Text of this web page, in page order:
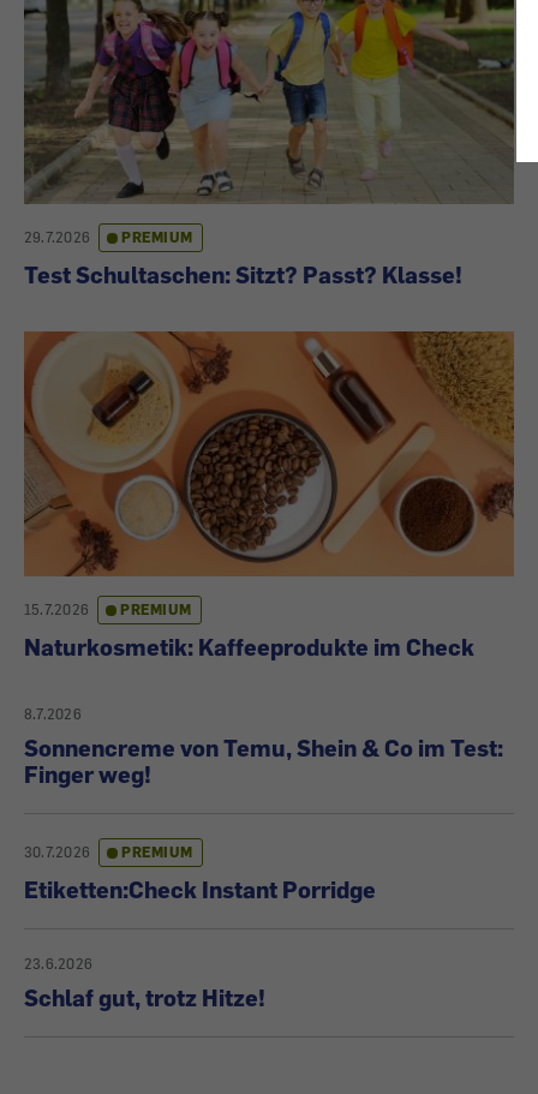
29.7.2026 PREMIUM
Test Schultaschen: Sitzt? Passt? Klasse!
15.7.2026 PREMIUM
Naturkosmetik: Kaffeeprodukte im Check
8.7.2026
Sonnencreme von Temu, Shein & Co im Test:
Finger weg!
30.7.2026 PREMIUM
Etiketten:Check Instant Porridge
23.6.2026
Schlaf gut, trotz Hitze!